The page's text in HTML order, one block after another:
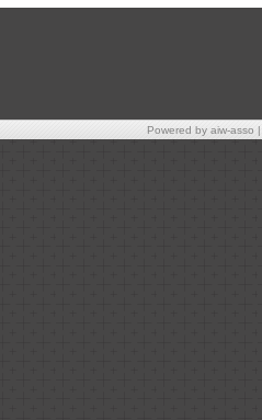
Powered by aiw-asso